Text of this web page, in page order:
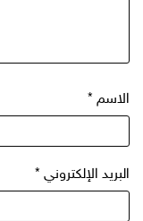
الاسم *
البريد الإلكتروني *